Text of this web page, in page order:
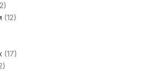
(12)
(17)